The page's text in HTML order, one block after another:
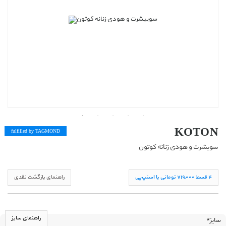
KOTON
سویشرت و هودی زنانه کوتون
fulfilled by TAGMOND
راهنمای بازگشت نقدی ۴ قسط ۷١۹,۰۰۰ تومانی با اسنپ‌پی
سایز* راهنمای سایز